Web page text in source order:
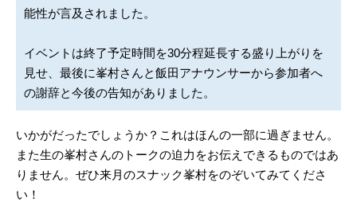
能性が言及されました。
イベントは終了予定時間を30分程延長する盛り上がりを
見せ、最後に峯村さんと飯田アナウンサーから参加者へ
の謝辞と今後の告知がありました。
いかがだったでしょうか？これはほんの一部に過ぎません。
また生の峯村さんのトークの迫力をお伝えできるものではあ
りません。ぜひ来月のスナック峯村をのぞいてみてくださ
い！